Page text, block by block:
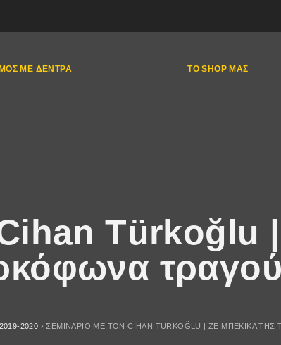
ΜΕ ΔΈΝΤΡΑ ΤΟ SHOP ΜΑΣ
Türkoğlu |
2020 ›ΣΕΜΙΝΆΡΙΟ ΜΕ ΤΟΝ CIHAN TÜRKOĞLU | ΖΕΪΜΠΈΚΙΚΑ